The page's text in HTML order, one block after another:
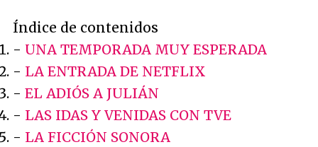
Índice de contenidos
- UNA TEMPORADA MUY ESPERADA
- LA ENTRADA DE NETFLIX
- EL ADIÓS A JULIÁN
- LAS IDAS Y VENIDAS CON TVE
- LA FICCIÓN SONORA